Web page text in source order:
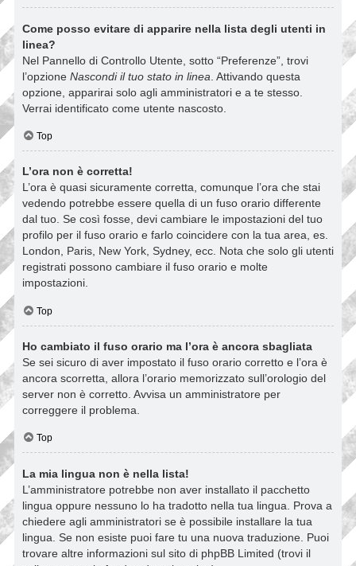
Come posso evitare di apparire nella lista degli utenti in
linea?
Nel Pannello di Controllo Utente, sotto “Preferenze”, trovi
l’opzione Nascondi il tuo stato in linea . Attivando questa
opzione, apparirai solo agli amministratori e a te stesso.
Verrai identificato come utente nascosto.
Top
L’ora non è corretta!
L’ora è quasi sicuramente corretta, comunque l’ora che stai
vedendo potrebbe essere quella di un fuso orario differente
dal tuo. Se così fosse, devi cambiare le impostazioni del tuo
profilo per il fuso orario e farlo coincidere con la tua area, es.
London, Paris, New York, Sydney, ecc. Nota che solo gli utenti
registrati possono cambiare il fuso orario e molte
impostazioni.
Top
Ho cambiato il fuso orario ma l’ora è ancora sbagliata
Se sei sicuro di aver impostato il fuso orario corretto e l’ora è
ancora scorretta, allora l’orario memorizzato sull’orologio del
server non è corretto. Avvisa un amministratore per
correggere il problema.
Top
La mia lingua non è nella lista!
L’amministratore potrebbe non aver installato il pacchetto
lingua oppure nessuno lo ha tradotto nella tua lingua. Prova a
chiedere agli amministratori se è possibile installare la tua
lingua. Se non esiste puoi fare tu una nuova traduzione. Puoi
trovare altre informazioni sul sito di phpBB Limited (trovi il